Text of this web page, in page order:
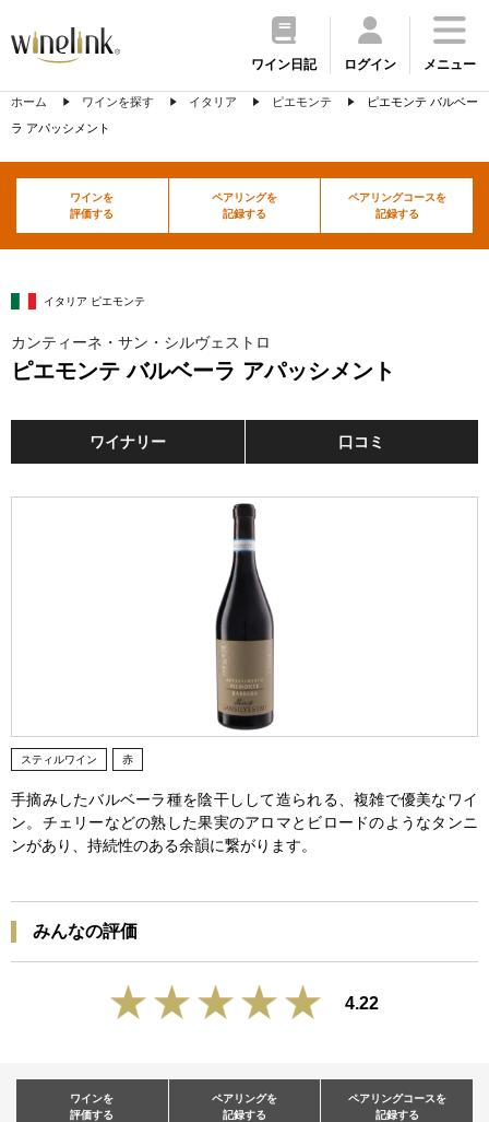
ワイン日記 ログイン メニュー
ホーム ワインを探す イタリア ピエモンテ
ピエモンテ バルベー
ラ アパッシメント
ワインを
評価する
ペアリングを
記録する
ペアリングコースを
記録する
イタリア ピエモンテ
カンティーネ・サン・シルヴェストロ
ピエモンテ バルベーラ アパッシメント
ワイナリー 口コミ
スティルワイン 赤
手摘みしたバルベーラ種を陰干しして造られる、複雑で優美なワイ
ン。チェリーなどの熟した果実のアロマとビロードのようなタンニ
ンがあり、持続性のある余韻に繋がります。
みんなの評価
4.22
ワインを
評価する
ペアリングを
記録する
ペアリングコースを
記録する